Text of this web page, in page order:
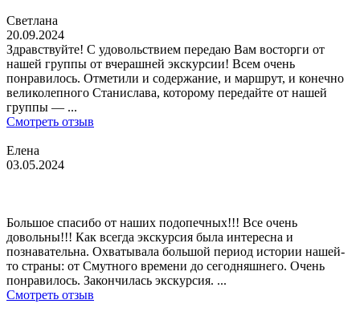
Светлана
20.09.2024
Здравствуйте! С удовольствием передаю Вам восторги от
нашей группы от вчерашней экскурсии! Всем очень
понравилось. Отметили и содержание, и маршрут, и конечно
великолепного Станислава, которому передайте от нашей
группы — ...
Смотреть отзыв
Елена
03.05.2024
Большое спасибо от наших подопечных!!! Все очень
довольны!!! Как всегда экскурсия была интересна и
познавательна. Охватывала большой период истории нашей-
то страны: от Смутного времени до сегодняшнего. Очень
понравилось. Закончилась экскурсия. ...
Смотреть отзыв